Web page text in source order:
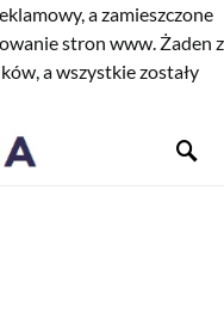
a zamieszczone
stron www. Żaden z
a wszystkie zostały